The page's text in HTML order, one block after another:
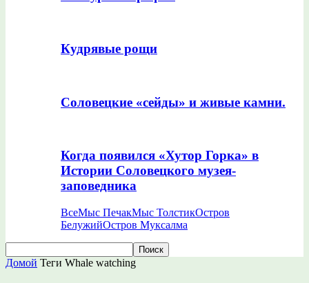
Кудрявые рощи
Соловецкие «сейды» и живые камни.
Когда появился «Хутор Горка» в
Истории Соловецкого музея-
заповедника
ВсеМыс ПечакМыс ТолстикОстров
БелужийОстров Муксалма
Домой Теги Whale watching